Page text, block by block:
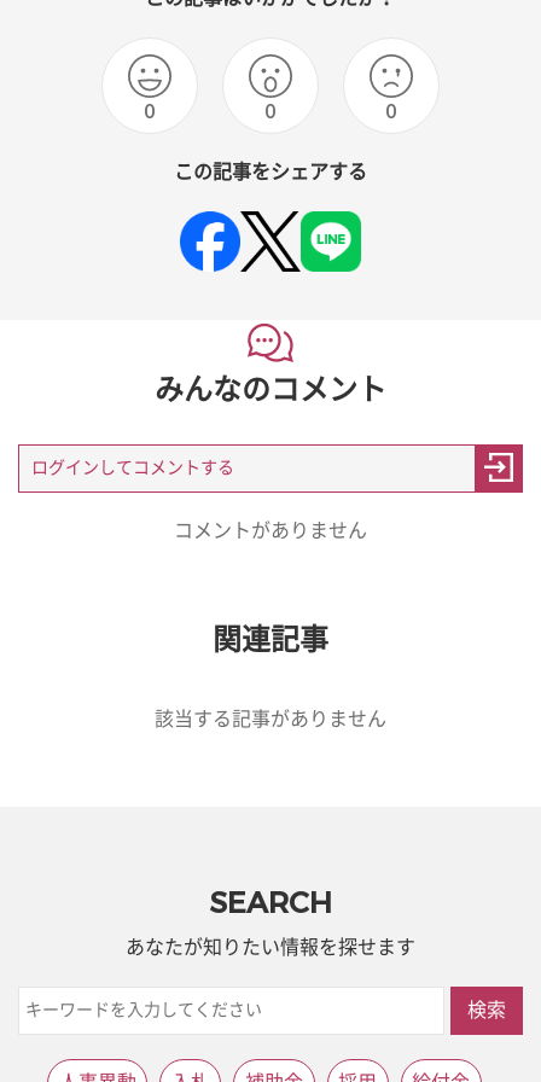
0 0 0
この記事をシェアする
みんなのコメント
コメントがありません
関連記事
該当する記事がありません
SEARCH
あなたが知りたい情報を探せます
検索